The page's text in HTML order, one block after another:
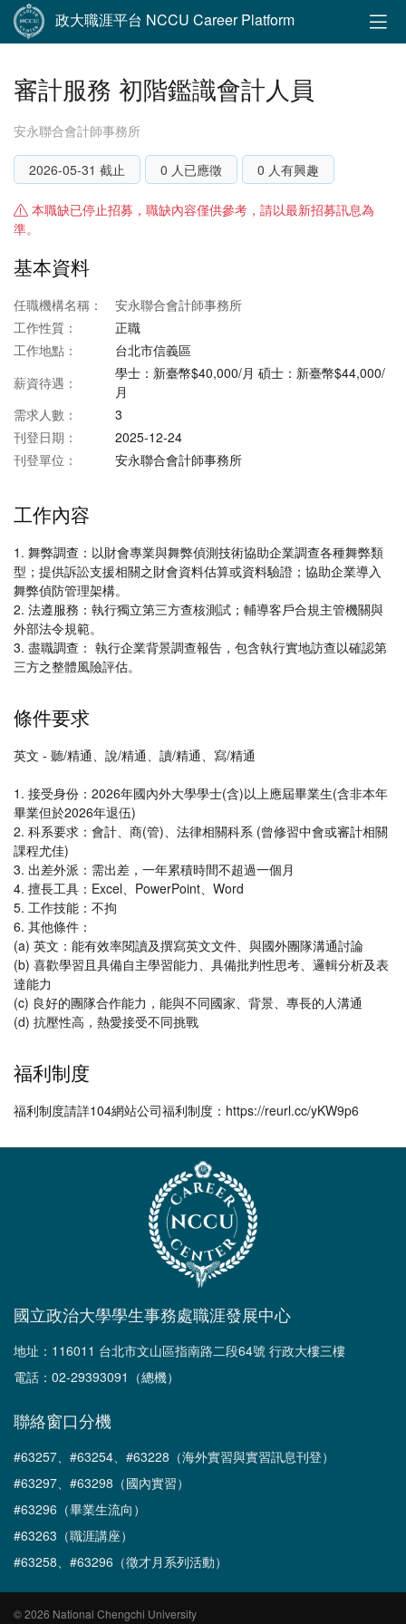
政大職涯平台 NCCU Career Platform
審計服務 初階鑑識會計人員
安永聯合會計師事務所
2026-05-31 截止 0 人已應徵 0 人有興趣
本職缺已停止招募，職缺內容僅供參考，請以最新招募訊息為
準。
基本資料
任職機構名稱：
安永聯合會計師事務所
工作性質：
正職
工作地點：
台北市信義區
薪資待遇：
學士：新臺幣$40,000/月 碩士：新臺幣$44,000/
月
需求人數：
3
刊登日期：
2025-12-24
刊登單位：
安永聯合會計師事務所
工作內容
1. 舞弊調查：以財會專業與舞弊偵測技術協助企業調查各種舞弊類
型；提供訴訟支援相關之財會資料估算或資料驗證；協助企業導入
舞弊偵防管理架構。
2. 法遵服務：執行獨立第三方查核測試；輔導客戶合規主管機關與
外部法令規範。
3. 盡職調查： 執行企業背景調查報告，包含執行實地訪查以確認第
三方之整體風險評估。
條件要求
英文 - 聽/精通、說/精通、讀/精通、寫/精通
1. 接受身份：2026年國內外大學學士(含)以上應屆畢業生(含非本年
畢業但於2026年退伍)
2. 科系要求：會計、商(管)、法律相關科系 (曾修習中會或審計相關
課程尤佳)
3. 出差外派：需出差，一年累積時間不超過一個月
4. 擅長工具：Excel、PowerPoint、Word
5. 工作技能：不拘
6. 其他條件：
(a) 英文：能有效率閱讀及撰寫英文文件、與國外團隊溝通討論
(b) 喜歡學習且具備自主學習能力、具備批判性思考、邏輯分析及表
達能力
(c) 良好的團隊合作能力，能與不同國家、背景、專長的人溝通
(d) 抗壓性高，熱愛接受不同挑戰
福利制度
福利制度請詳104網站公司福利制度：https://reurl.cc/yKW9p6
國立政治大學學生事務處職涯發展中心
地址：116011 台北市文山區指南路二段64號 行政大樓三樓
電話：02-29393091（總機）
聯絡窗口分機
#63257、#63254、#63228（海外實習與實習訊息刊登）
#63297、#63298（國內實習）
#63296（畢業生流向）
#63263（職涯講座）
#63258、#63296（徵才月系列活動）
© 2026 National Chengchi University